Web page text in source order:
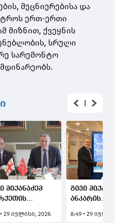
მეცნიერებისა და
ერთ-ერთი
მიზნით, ქვეყნის
სრული
სარემონტო
მიქანაძემ
29 ივლისი, 2026
გივი
ანკარის
რექტორმა
8:49 • 29